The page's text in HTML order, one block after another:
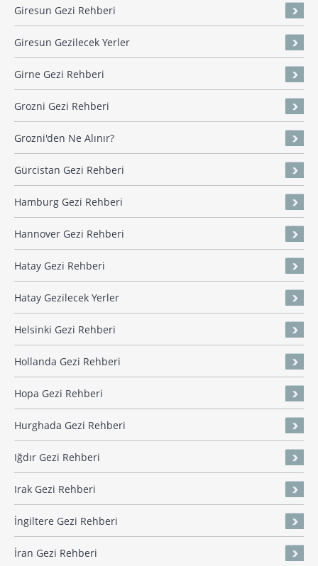
Giresun Gezi Rehberi
Giresun Gezilecek Yerler
Girne Gezi Rehberi
Grozni Gezi Rehberi
Grozni'den Ne Alınır?
Gürcistan Gezi Rehberi
Hamburg Gezi Rehberi
Hannover Gezi Rehberi
Hatay Gezi Rehberi
Hatay Gezilecek Yerler
Helsinki Gezi Rehberi
Hollanda Gezi Rehberi
Hopa Gezi Rehberi
Hurghada Gezi Rehberi
Iğdır Gezi Rehberi
Irak Gezi Rehberi
İngiltere Gezi Rehberi
İran Gezi Rehberi